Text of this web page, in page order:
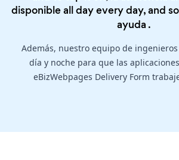
disponible all day every day, and
ayuda .
Además, nuestro equipo de
día y noche para que las
eBizWebpages Delivery Form